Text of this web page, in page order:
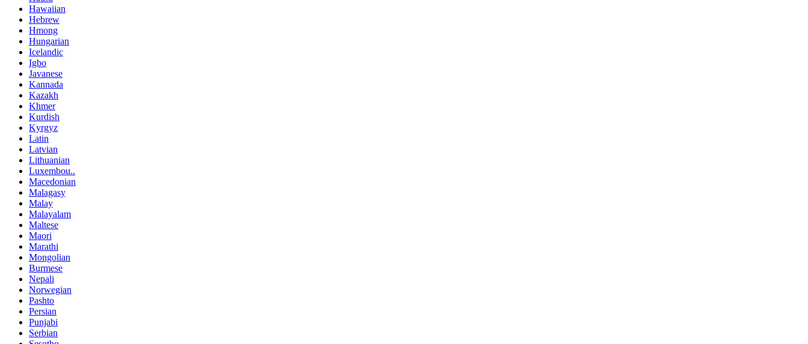
Hawaiian
Hebrew
Hmong
Hungarian
Icelandic
Igbo
Javanese
Kannada
Kazakh
Khmer
Kurdish
Kyrgyz
Latin
Latvian
Lithuanian
Luxembou..
Macedonian
Malagasy
Malay
Malayalam
Maltese
Maori
Marathi
Mongolian
Burmese
Nepali
Norwegian
Pashto
Persian
Punjabi
Serbian